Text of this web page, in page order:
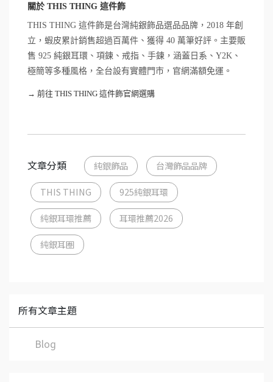
關於 THIS THING 這件飾
THIS THING 這件飾是台灣純銀飾品選品品牌，2018 年創
立，蝦皮累計銷售超過百萬件、獲得 40 萬筆好評。主要販
售 925 純銀耳環、項鍊、戒指、手鍊，涵蓋日系、Y2K、
極簡等多種風格，全台設有實體門市，官網滿額免運。
→ 前往 THIS THING 這件飾官網選購
文章分類 純銀飾品 台灣飾品品牌
THIS THING 925純銀耳環
純銀耳環推薦 耳環推薦2026
純銀耳圈
所有文章主題
Blog